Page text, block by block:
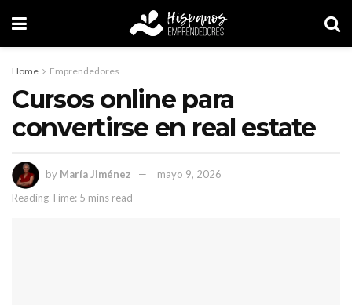
Home Emprendedores
Cursos online para
convertirse en real estate
by María Jiménez
mayo 9, 2026
Reading Time: 5 mins read